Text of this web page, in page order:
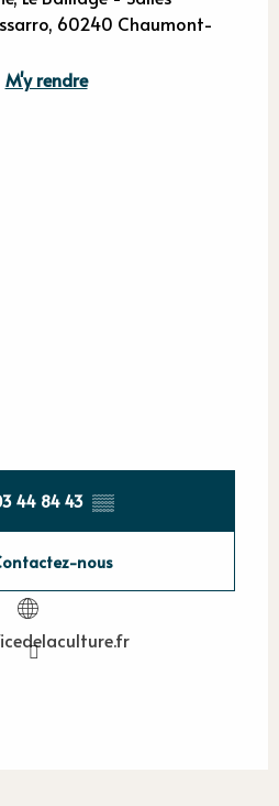
60240 Chaumont-
M'y rendre
03 44 84 43 ▒▒
Contactez-nous